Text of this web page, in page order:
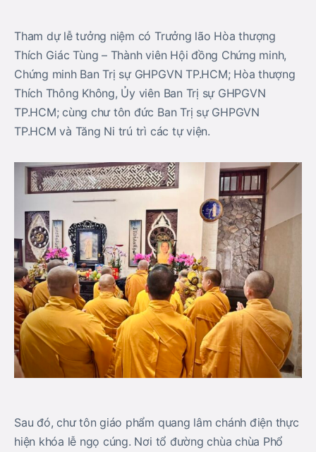
Tham dự lễ tưởng niệm có Trưởng lão Hòa thượng
Thích Giác Tùng – Thành viên Hội đồng Chứng minh,
Chứng minh Ban Trị sự GHPGVN TP.HCM; Hòa thượng
Thích Thông Không, Ủy viên Ban Trị sự GHPGVN
TP.HCM; cùng chư tôn đức Ban Trị sự GHPGVN
TP.HCM và Tăng Ni trú trì các tự viện.
Sau đó, chư tôn giáo phẩm quang lâm chánh điện thực
hiện khóa lễ ngọ cúng. Nơi tổ đường chùa chùa Phổ